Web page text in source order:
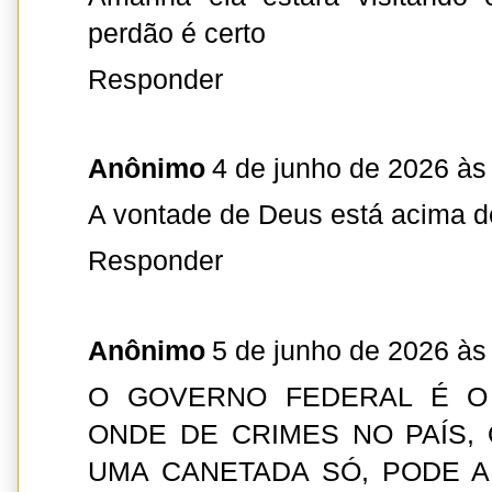
perdão é certo
Responder
Anônimo 4 de junho de 2026
A vontade de Deus está acima
Responder
Anônimo 5 de junho de 2026
O GOVERNO FEDERAL É
ONDE DE CRIMES NO PAÍS,
UMA CANETADA SÓ, PODE